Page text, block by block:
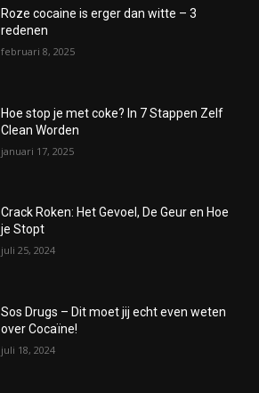
Roze cocaine is erger dan witte – 3
redenen
februari 8, 2025
Hoe stop je met coke? In 7 Stappen Zelf
Clean Worden
januari 17, 2025
Crack Roken: Het Gevoel, De Geur en Hoe
je Stopt
juli 25, 2024
Sos Drugs – Dit moet jij echt even weten
over Cocaïne!
juli 18, 2024